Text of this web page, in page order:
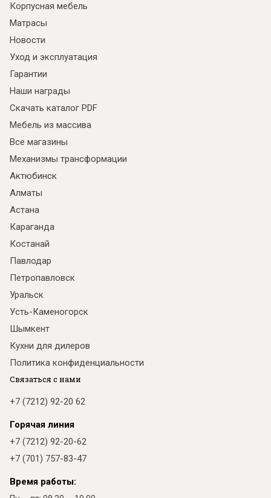
Корпусная мебель
Матрасы
Новости
Уход и эксплуатация
Гарантии
Наши награды
Скачать каталог PDF
Мебель из массива
Все магазины
Механизмы трансформации
Актюбинск
Алматы
Астана
Караганда
Костанай
Павлодар
Петропавловск
Уральск
Усть-Каменогорск
Шымкент
Кухни для дилеров
Политика конфиденциальности
Связаться с нами
+7 (7212) 92-20 62
Горячая линия
+7 (7212) 92-20-62
+7 (701) 757-83-47
Время работы: